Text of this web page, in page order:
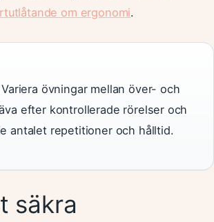
om ergonomi.
övningar mellan över- och
efter kontrollerade rörelser och
antalet repetitioner och hålltid.
säkra